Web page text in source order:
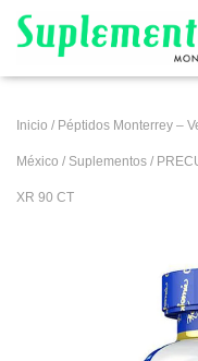
Inicio / Péptidos Monterrey –
México / Suplementos /
XR 90 CT